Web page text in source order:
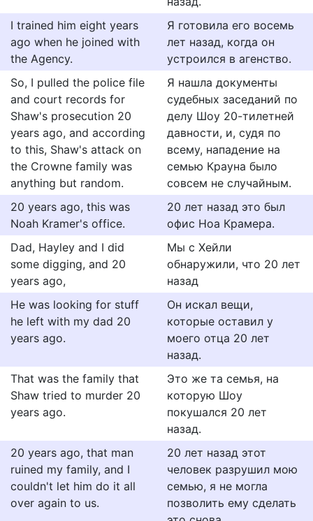
I trained him eight years
ago when he joined with
the Agency.
Я готовила его восемь
лет назад, когда он
устроился в агенство.
So, I pulled the police file
and court records for
Shaw's prosecution 20
years ago, and according
to this, Shaw's attack on
the Crowne family was
anything but random.
Я нашла документы
судебных заседаний по
делу Шоу 20-тилетней
давности, и, судя по
всему, нападение на
семью Крауна было
совсем не случайным.
20 years ago, this was
Noah Kramer's office.
20 лет назад это был
офис Ноа Крамера.
Dad, Hayley and I did
some digging, and 20
years ago,
Мы с Хейли
обнаружили, что 20 лет
назад
He was looking for stuff
he left with my dad 20
years ago.
Он искал вещи,
которые оставил у
моего отца 20 лет
назад.
That was the family that
Shaw tried to murder 20
years ago.
Это же та семья, на
которую Шоу
покушался 20 лет
назад.
20 years ago, that man
ruined my family, and I
couldn't let him do it all
over again to us.
20 лет назад этот
человек разрушил мою
семью, я не могла
позволить ему сделать